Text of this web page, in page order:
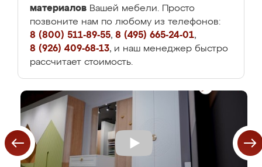
материалов Вашей мебели. Просто
позвоните нам по любому из телефонов:
8 (800) 511-89-55, 8 (495) 665-24-01,
8 (926) 409-68-13, и наш менеджер быстро
рассчитает стоимость.